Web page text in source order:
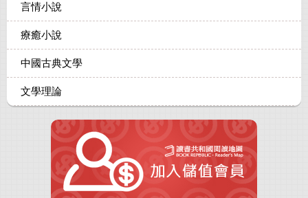
言情小說
療癒小說
中國古典文學
文學理論